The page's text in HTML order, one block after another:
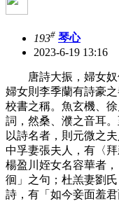
193# 琴心
2023-6-19 13:16
唐詩大振，婦女奴
婦女則李季蘭有詩豪
校書之稱。魚玄機、
詞，然桑、濮之音耳
以詩名者，則元微之
中孚妻張夫人，有〈拜
楊盈川姪女名容華者
徊」之句；杜羔妻劉氏
詩，有「如今妾面羞